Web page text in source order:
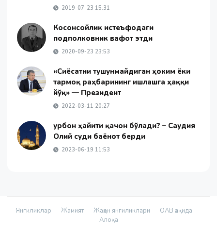
2019-07-23 15:31
Косонсойлик истеъфодаги
подполковник вафот этди
2020-09-23 23:53
«Сиёсатни тушунмайдиган ҳоким ёки
тармоқ раҳбарининг ишлашга ҳаққи
йўқ» — Президент
2022-03-11 20:27
Қурбон ҳайити қачон бўлади? – Саудия
Олий суди баёнот берди
2023-06-19 11:53
Янгиликлар Жамият Жаҳон янгиликлари
ОАВ ҳақида
Алоқа